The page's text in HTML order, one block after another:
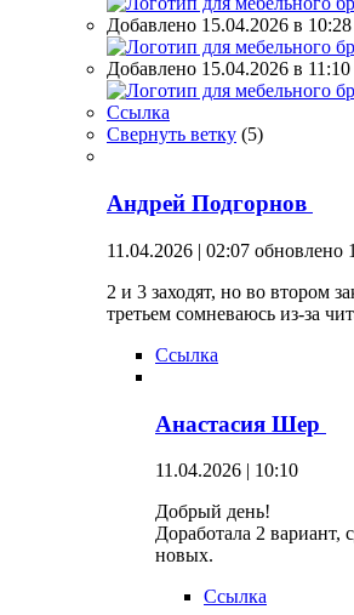
Добавлено 15.04.2026 в 10:28
Добавлено 15.04.2026 в 11:10
Ссылка
Свернуть ветку (5)
Андрей Подгорнов
11.04.2026 | 02:07 обновлено
2 и 3 заходят, но во втором
третьем сомневаюсь из-за
Ссылка
Анастасия Шер
11.04.2026 | 10:10
Добрый день!
Доработала 2 вариант,
новых.
Ссылка